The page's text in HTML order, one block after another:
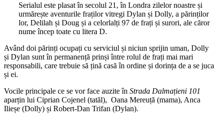
Serialul este plasat în secolul 21, în Londra zilelor noastre și
urmărește aventurile fraților vitregi Dylan și Dolly, a părinților
lor, Delilah și Doug și a celorlalți 97 de frați și surori, ale căror
nume încep toate cu litera D.
Având doi părinți ocupați cu serviciul și niciun sprijin uman, Dolly
și Dylan sunt în permanență prinși între rolul de frați mai mari
responsabili, care trebuie să țină casă în ordine și dorința de a se juca
și ei.
Vocile principale ce se vor face auzite în Strada Dalmațieni 101
aparțin lui Ciprian Cojenel (tatăl), Oana Mereuță (mama), Anca
Ilieșe (Dolly) și Robert-Dan Trifan (Dylan).